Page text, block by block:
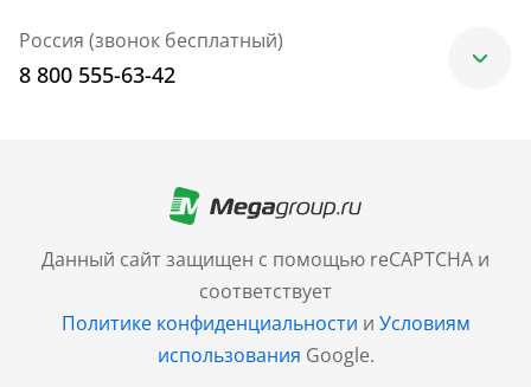
Данный сайт защищен с помощью reCAPTCHA и
соответствует
Политике конфиденциальности и Условиям
использования Google.
Россия (звонок бесплатный)
8 800 555-63-42
+7 (499) 705-30-10
Санкт-Петербург
+7 (812) 600-77-33
Барнаул
+7 (961) 999-93-93